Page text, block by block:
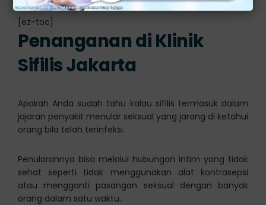
[ez-toc]
Penanganan di Klinik
Sifilis Jakarta
Apakah Anda sudah tahu kalau sifilis termasuk dalam
jajaran penyakit menular seksual yang jarang di ketahui
orang bila telah terinfeksi.
Penularannya bisa melalui hubungan intim yang tidak
sehat seperti tidak menggunakan alat kontrasepsi
atau mengganti pasangan seksual dengan banyak
orang dalam satu waktu.